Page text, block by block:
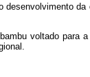
voltado para